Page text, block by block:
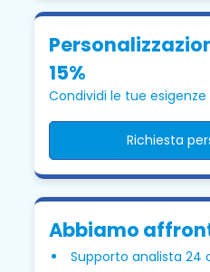
15%
Condividi le tue esigenze
Richiesta
Abbiamo
Supporto analista 24